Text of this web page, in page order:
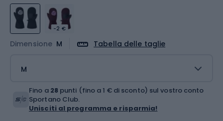
-2 €
Dimensione M Tabella delle taglie
M
Fino a 28 punti (fino a 1 € di sconto) sul vostro conto
Sportano Club.
Unisciti al programma e risparmia!